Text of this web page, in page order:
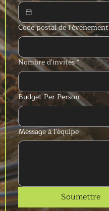
Code postal de l'événement
Nombre d'invités*
Budget Per Person
Message à l'équipe
Soumettre